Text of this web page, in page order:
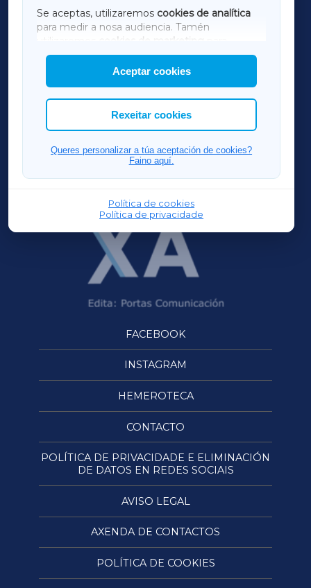
Se aceptas, utilizaremos cookies de analítica
para medir a nosa audiencia. Tamén
utilizaremos
cookies de marketing
mostrar publicidade de terceiros.
Así mesmo, podes personalizar a elección das
cookies que desexas permitir.
Aceptar cookies
Rexeitar cookies
Queres personalizar a túa aceptación de cookies?
Faino aquí.
Política de cookies
Política de privacidade
AMARIÑAXA
RIBEIRASACRAXA
ACORUÑAXA
FERROLXA
OURENSEXA
FACEBOOK
INSTAGRAM
HEMEROTECA
CONTACTO
POLÍTICA DE PRIVACIDADE E ELIMINACIÓN
DE DATOS EN REDES SOCIAIS
AVISO LEGAL
AXENDA DE CONTACTOS
POLÍTICA DE COOKIES